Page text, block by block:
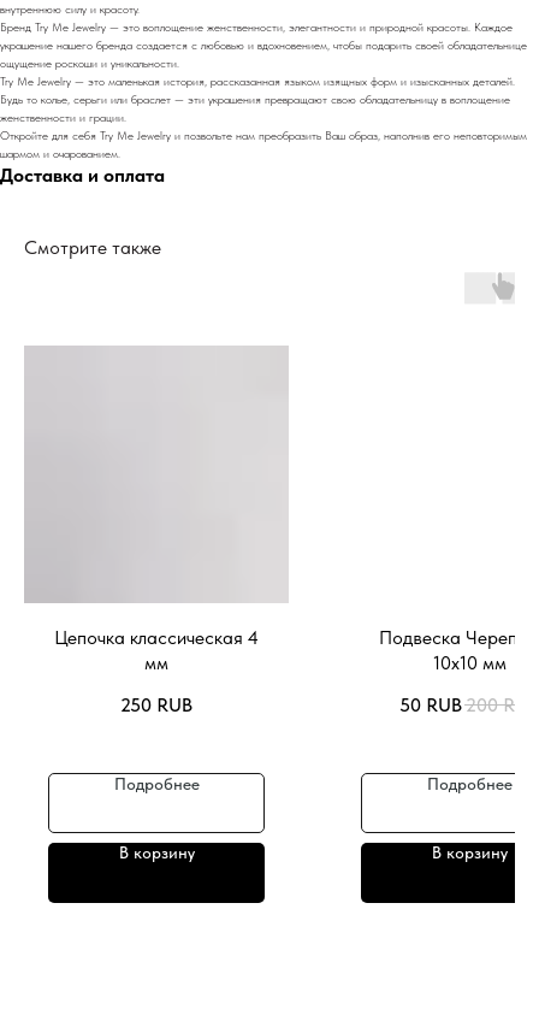
внутреннюю силу и красоту.
Бренд Try Me Jewelry — это воплощение женственности, элегантности и природной красоты. Каждое
украшение нашего бренда создается с любовью и вдохновением, чтобы подарить своей обладательнице
ощущение роскоши и уникальности.
Try Me Jewelry — это маленькая история, рассказанная языком изящных форм и изысканных деталей.
Будь то колье, серьги или браслет — эти украшения превращают свою обладательницу в воплощение
женственности и грации.
Откройте для себя Try Me Jewelry и позвольте нам преобразить Ваш образ, наполнив его неповторимым
шармом и очарованием.
Доставка и оплата
Смотрите также
Цепочка классическая 4
мм
250 RUB
Подробнее
В корзину
Подвеска
10х10 мм
50 RUB200 RUB
Подробнее
В корзину